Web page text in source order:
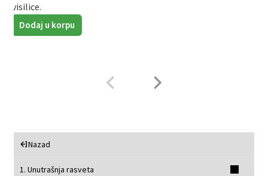
visilice.
Dodaj u korpu
Nazad
1. Unutrašnja rasveta